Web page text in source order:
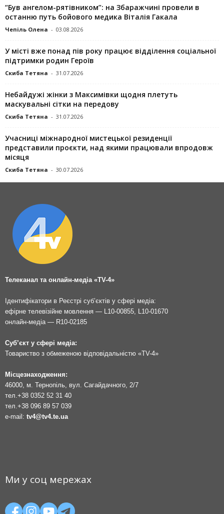
“Був ангелом-рятівником”: на Збаражчині провели в
останню путь бойового медика Віталія Гакала
Чепіль Олена - 03.08.2026
У місті вже понад пів року працює відділення соціальної
підтримки родин Героїв
Скиба Тетяна - 31.07.2026
Небайдужі жінки з Максимівки щодня плетуть
маскувальні сітки на передову
Скиба Тетяна - 31.07.2026
Учасниці міжнародної мистецької резиденції
представили проєкти, над якими працювали впродовж
місяця
Скиба Тетяна - 30.07.2026
Телеканал та онлайн-медіа «TV-4»
Ідентифікатори в Реєстрі суб’єктів у сфері медіа:
ефірне телевізійне мовлення — L10-00855, L10-01670
онлайн-медіа — R10-02185
Суб’єкт у сфері медіа:
Товариство з обмеженою відповідальністю «TV-4»
Місцезнаходження:
46000, м. Тернопіль, вул. Сагайдачного, 2/7
тел. +38 0352 52 31 40
тел. +38 096 89 57 039
e-mail: tv4@tv4.te.ua
Ми у соц мережах